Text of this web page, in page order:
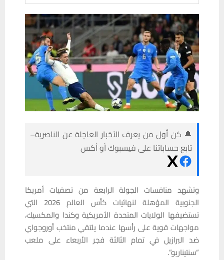
🔔 كن أول من يعرف الأخبار العاجلة عن الناصرية–
تابع حساباتنا على فيسبوك أو أكس
وتشهد منافسات الجولة الرابعة من تصفيات أمريكا
الجنوبية المؤهلة لنهائيات كأس العالم 2026 التي
تستضيفها الولايات المتحدة الأمريكية وكندا والمكسيك،
مواجهات قوية على رأسها عندما يلتقي منتخب أوروجواي
ضد البرازيل في تمام الثالثة فجر الأربعاء على ملعب
“سنتيناريو”.